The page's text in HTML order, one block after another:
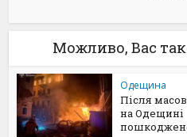
Можливо, Вас
Одещина
Після
на Одещині